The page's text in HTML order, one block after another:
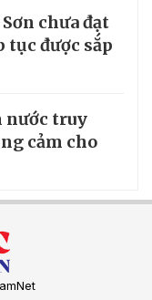
chưa đạt
tục được sắp
nước truy
cảm cho